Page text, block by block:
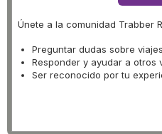
Únete a la comunidad Trabber
Preguntar dudas sobre viajes
Responder y ayudar a otros
Ser reconocido por tu